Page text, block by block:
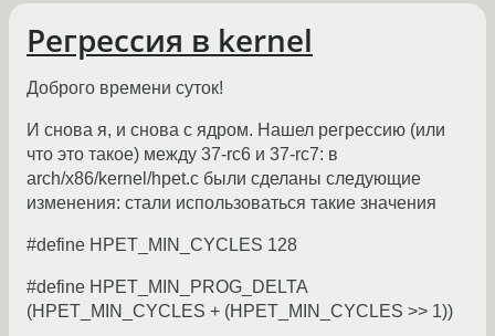
Регрессия в kernel
Доброго времени суток!
И снова я, и снова с ядром. Нашел регрессию (или
что это такое) между 37-rc6 и 37-rc7: в
arch/x86/kernel/hpet.c были сделаны следующие
изменения: стали использоваться такие значения
#define HPET_MIN_CYCLES 128
#define HPET_MIN_PROG_DELTA
(HPET_MIN_CYCLES + (HPET_MIN_CYCLES >> 1))